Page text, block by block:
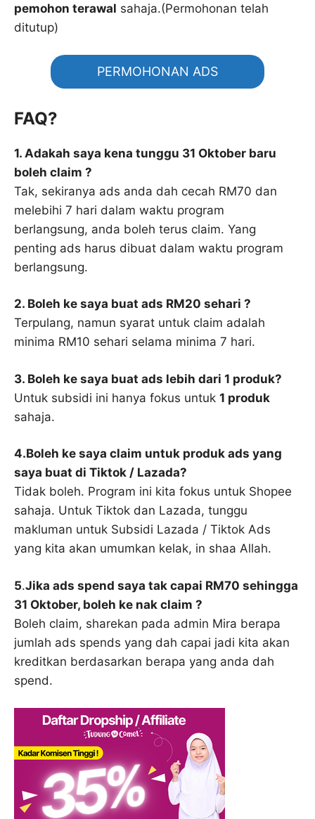
pemohon terawal sahaja.(Permohonan telah
ditutup)
PERMOHONAN ADS
FAQ?
1. Adakah saya kena tunggu 31 Oktober baru
boleh claim ?
Tak, sekiranya ads anda dah cecah RM70 dan
melebihi 7 hari dalam waktu program
berlangsung, anda boleh terus claim. Yang
penting ads harus dibuat dalam waktu program
berlangsung.
2. Boleh ke saya buat ads RM20 sehari ?
Terpulang, namun syarat untuk claim adalah
minima RM10 sehari selama minima 7 hari.
3. Boleh ke saya buat ads lebih dari 1 produk?
Untuk subsidi ini hanya fokus untuk 1 produk
sahaja.
4.Boleh ke saya claim untuk produk ads yang
saya buat di Tiktok / Lazada?
Tidak boleh. Program ini kita fokus untuk Shopee
sahaja. Untuk Tiktok dan Lazada, tunggu
makluman untuk Subsidi Lazada / Tiktok Ads
yang kita akan umumkan kelak, in shaa Allah.
5.Jika ads spend saya tak capai RM70 sehingga
31 Oktober, boleh ke nak claim ?
Boleh claim, sharekan pada admin Mira berapa
jumlah ads spends yang dah capai jadi kita akan
kreditkan berdasarkan berapa yang anda dah
spend.